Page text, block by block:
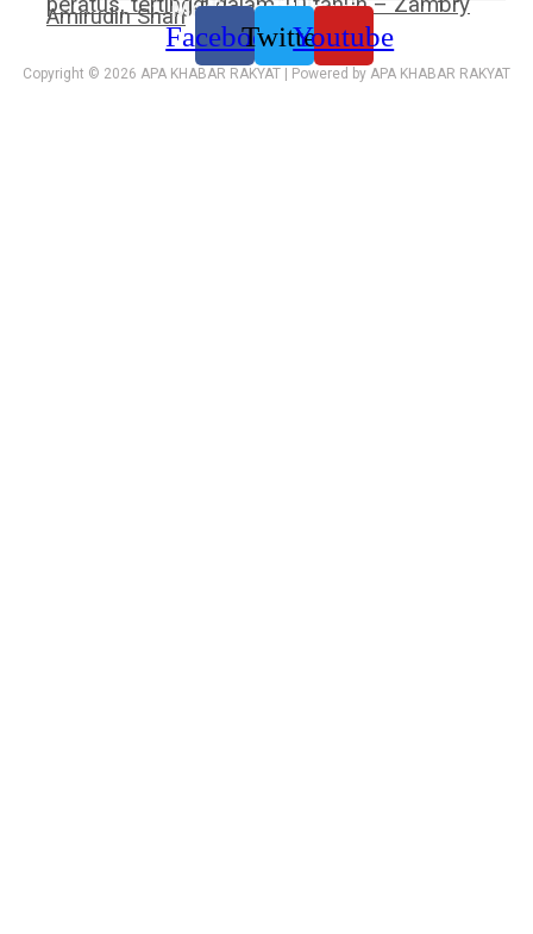
Amirudin ShariMedia sosial kami:
FacebookTwitterYoutube
Copyright © 2026 APA KHABAR RAKYAT | Powered by APA KHABAR RAKYAT